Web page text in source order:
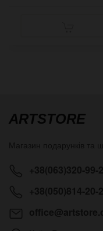
ARTSTORE